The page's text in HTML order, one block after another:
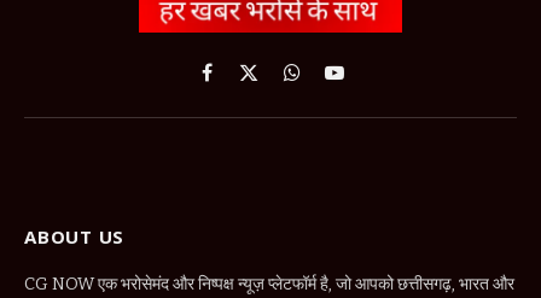
Facebook
X
WhatsApp
YouTube
ABOUT US
CG NOW एक भरोसेमंद और निष्पक्ष न्यूज़ प्लेटफॉर्म है, जो आपको छत्तीसगढ़, भारत और